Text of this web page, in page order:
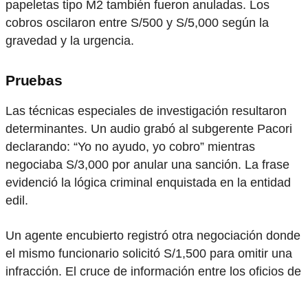
papeletas tipo M2 también fueron anuladas. Los
cobros oscilaron entre S/500 y S/5,000 según la
gravedad y la urgencia.
Pruebas
Las técnicas especiales de investigación resultaron
determinantes. Un audio grabó al subgerente Pacori
declarando: “Yo no ayudo, yo cobro” mientras
negociaba S/3,000 por anular una sanción. La frase
evidenció la lógica criminal enquistada en la entidad
edil.
Un agente encubierto registró otra negociación donde
el mismo funcionario solicitó S/1,500 para omitir una
infracción. El cruce de información entre los oficios de